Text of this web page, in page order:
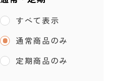
すべて表示
通常商品のみ
定期商品のみ